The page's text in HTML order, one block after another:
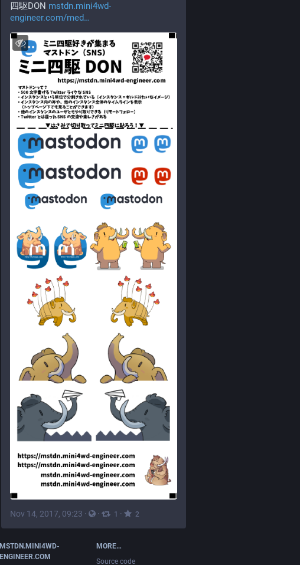
四駆DON mstdn.mini4wd-
engineer.com/med
Nov 14, 2017, 09:23 · · 1 · 2
MSTDN.MINI4WD-
ENGINEER.COM
MORE…
Source code